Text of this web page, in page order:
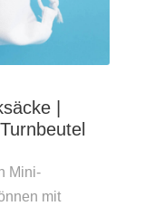
|
Mini-
mit